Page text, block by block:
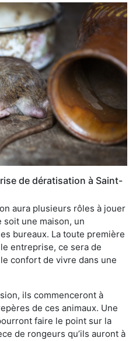
de dératisation à Saint-
aura plusieurs rôles à jouer
soit une maison, un
bureaux. La toute première
entreprise, ce sera de
confort de vivre dans une
ils commenceront à
de ces animaux. Une
faire le point sur la
de rongeurs qu’ils auront à